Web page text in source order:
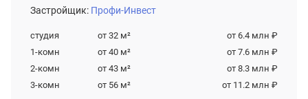
Застройщик: Профи-Инвест
студия от 32 м²
от 6.4 млн ₽
1-комн
от 40 м²
от 7.6 млн ₽
2-комн
от 43 м²
от 8.3 млн ₽
3-комн
от 56 м² от 11.2 млн ₽